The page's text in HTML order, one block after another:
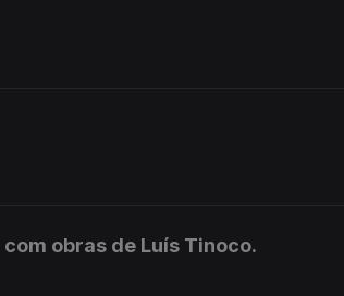
obras de Luís Tinoco.